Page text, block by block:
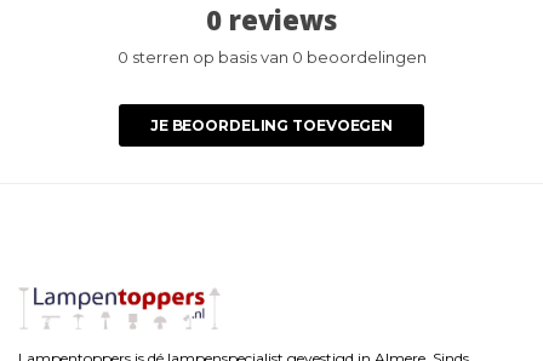
0 reviews
0 sterren op basis van 0 beoordelingen
JE BEOORDELING TOEVOEGEN